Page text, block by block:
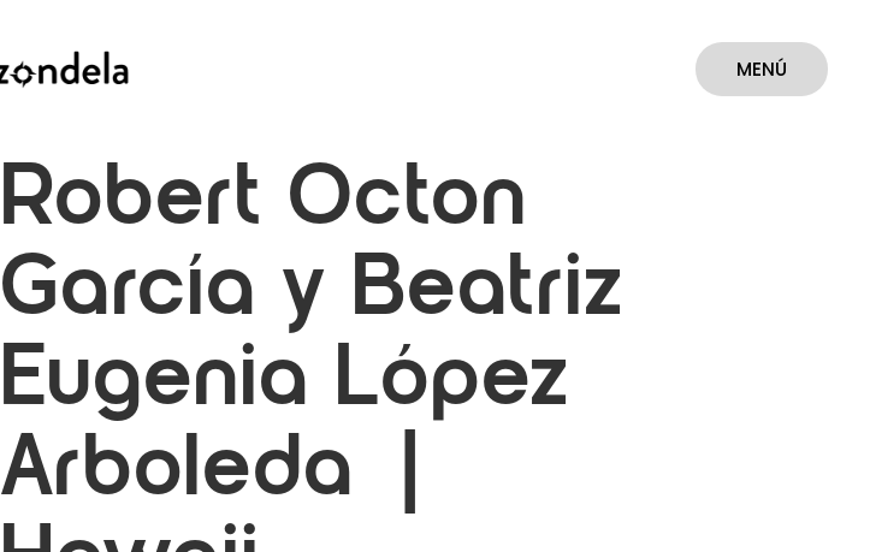
MENÚ
Robert Octon
García y Beatriz
Eugenia López
Arboleda |